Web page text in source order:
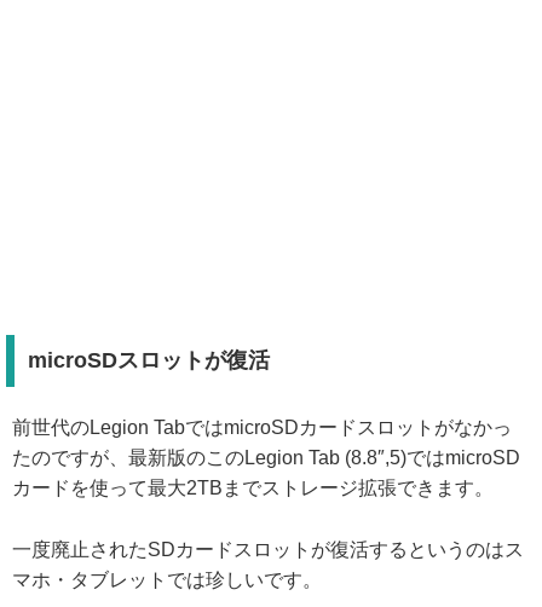
microSDスロットが復活
前世代のLegion TabではmicroSDカードスロットがなかっ
たのですが、最新版のこのLegion Tab (8.8″,5)ではmicroSD
カードを使って最大2TBまでストレージ拡張できます。
一度廃止されたSDカードスロットが復活するというのはス
マホ・タブレットでは珍しいです。